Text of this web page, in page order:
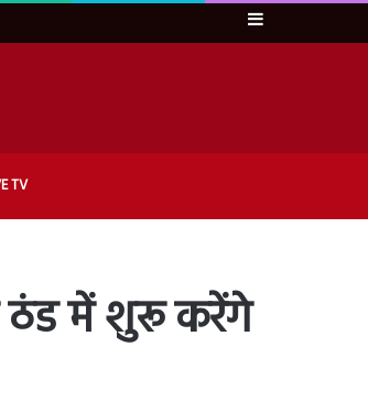
Sidebar
TV
ठंड में शुरू करेंगे